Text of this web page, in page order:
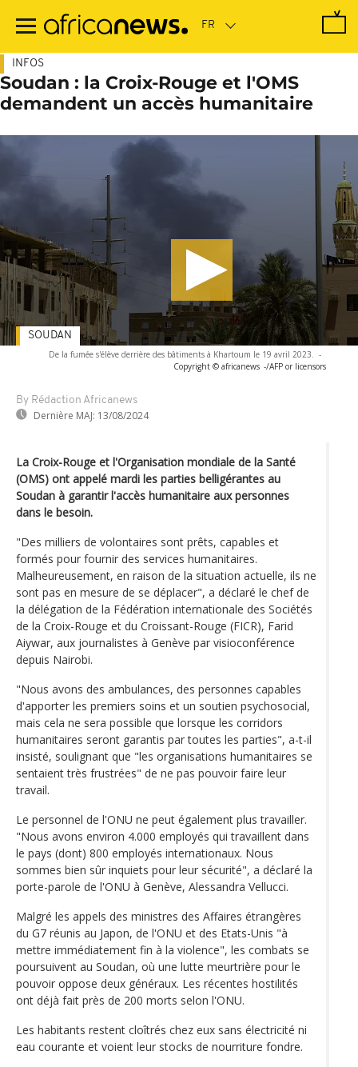
contenu
INFOS
Soudan : la Croix-Rouge et l'OMS
demandent un accès humanitaire
De la fumée s'élève derrière des bâtiments à Khartoum le 19 avril 2023. -
Copyright © africanews -/AFP or licensors
By Rédaction Africanews
Dernière MAJ: 13/08/2024
SOUDAN
La Croix-Rouge et l'Organisation mondiale de la Santé
(OMS) ont appelé mardi les parties belligérantes au
Soudan à garantir l'accès humanitaire aux personnes
dans le besoin.
"Des milliers de volontaires sont prêts, capables et
formés pour fournir des services humanitaires.
Malheureusement, en raison de la situation actuelle, ils ne
sont pas en mesure de se déplacer", a déclaré le chef de
la délégation de la Fédération internationale des Sociétés
de la Croix-Rouge et du Croissant-Rouge (FICR), Farid
Aiywar, aux journalistes à Genève par visioconférence
depuis Nairobi.
"Nous avons des ambulances, des personnes capables
d'apporter les premiers soins et un soutien psychosocial,
mais cela ne sera possible que lorsque les corridors
humanitaires seront garantis par toutes les parties", a-t-il
insisté, soulignant que "les organisations humanitaires se
sentaient très frustrées" de ne pas pouvoir faire leur
travail.
Le personnel de l'ONU ne peut également plus travailler.
"Nous avons environ 4.000 employés qui travaillent dans
le pays (dont) 800 employés internationaux. Nous
sommes bien sûr inquiets pour leur sécurité", a déclaré la
porte-parole de l'ONU à Genève, Alessandra Vellucci.
Malgré les appels des ministres des Affaires étrangères
du G7 réunis au Japon, de l'ONU et des Etats-Unis "à
mettre immédiatement fin à la violence", les combats se
poursuivent au Soudan, où une lutte meurtrière pour le
pouvoir oppose deux généraux. Les récentes hostilités
ont déjà fait près de 200 morts selon l'ONU.
Les habitants restent cloîtrés chez eux sans électricité ni
eau courante et voient leur stocks de nourriture fondre.